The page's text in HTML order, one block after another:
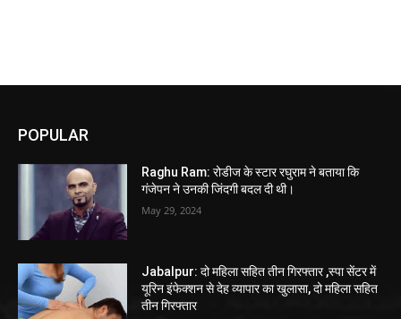
POPULAR
Raghu Ram: रोडीज के स्टार रघुराम ने बताया कि
गंजेपन ने उनकी जिंदगी बदल दी थी।
May 29, 2024
Jabalpur: दो महिला सहित तीन गिरफ्तार ,स्पा सेंटर में
यूरिन इंफेक्शन से देह व्यापार का खुलासा, दो महिला सहित
तीन गिरफ्तार